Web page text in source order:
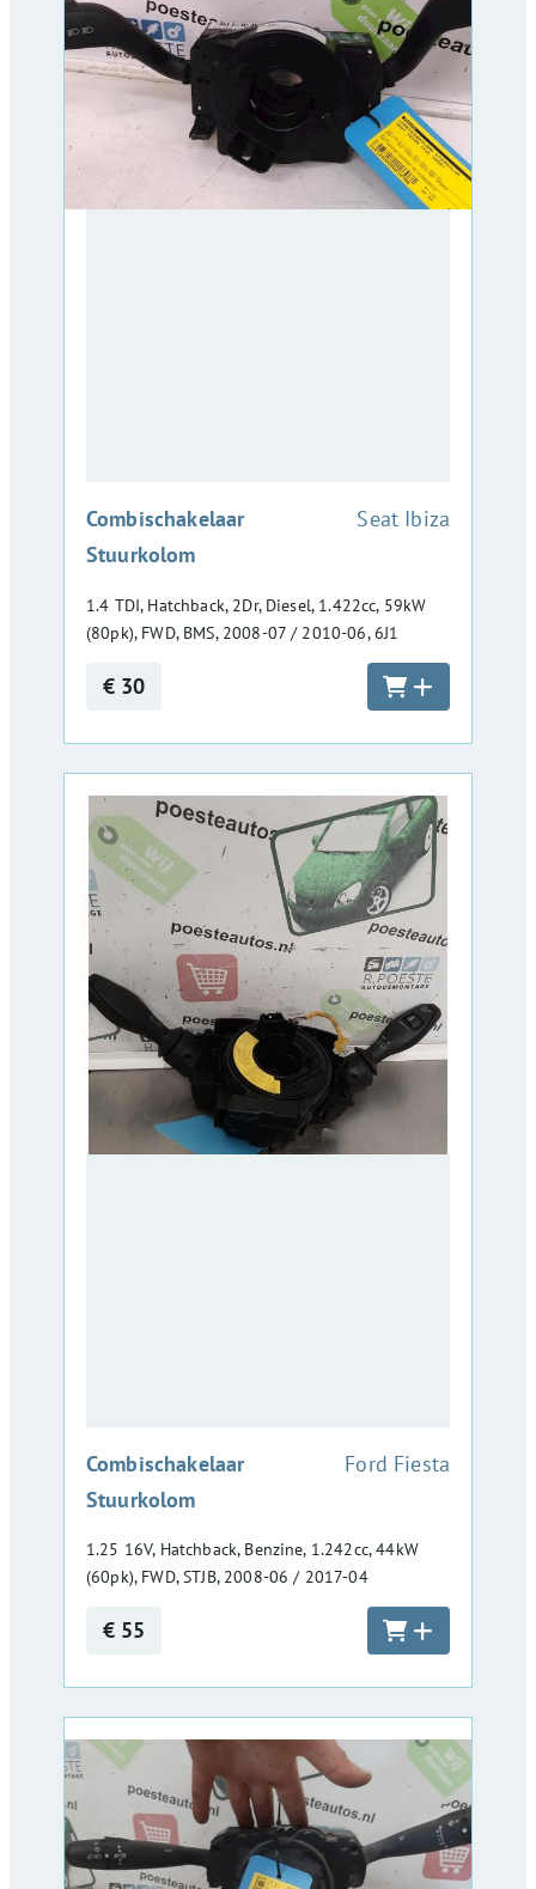
Combischakelaar
Stuurkolom
:Seat Ibiza
1.4 TDI, Hatchback, 2Dr, Diesel, 1.422cc, 59kW
(80pk), FWD, BMS, 2008-07 / 2010-06, 6J1
€ 30
Combischakelaar
Stuurkolom
:Ford Fiesta
1.25 16V, Hatchback, Benzine, 1.242cc, 44kW
(60pk), FWD, STJB, 2008-06 / 2017-04
€ 55